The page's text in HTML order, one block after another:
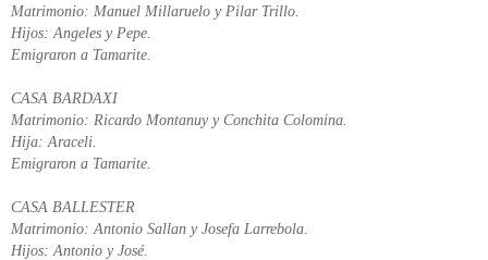
Matrimonio: Manuel Millaruelo y Pilar Trillo.
Hijos: Angeles y Pepe.
Emigraron a Tamarite.
CASA BARDAXI
Matrimonio: Ricardo Montanuy y Conchita Colomina.
Hija: Araceli.
Emigraron a Tamarite.
CASA BALLESTER
Matrimonio: Antonio Sallan y Josefa Larrebola.
Hijos: Antonio y José.